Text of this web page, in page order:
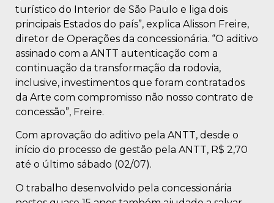
turístico do Interior de São Paulo e liga dois
principais Estados do país”, explica Alisson Freire,
diretor de Operações da concessionária. “O aditivo
assinado com a ANTT autenticação com a
continuação da transformação da rodovia,
inclusive, investimentos que foram contratados
da Arte com compromisso não nosso contrato de
concessão”, Freire.
Com aprovação do aditivo pela ANTT, desde o
início do processo de gestão pela ANTT, R$ 2,70
até o último sábado (02/07).
O trabalho desenvolvido pela concessionária